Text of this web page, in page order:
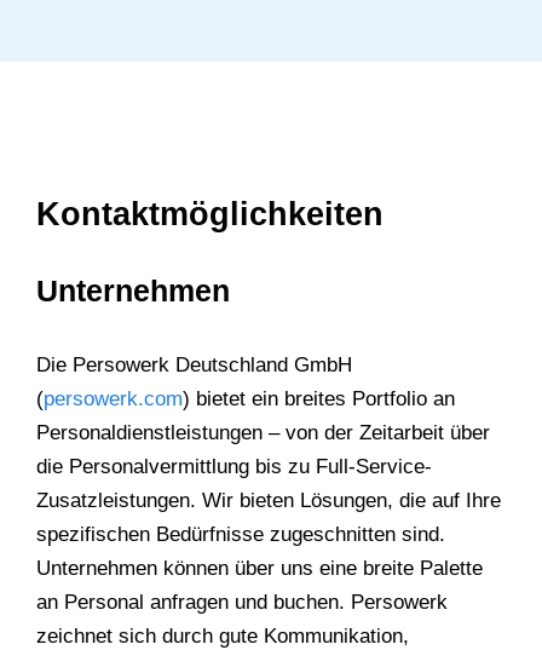
Kontaktmöglichkeiten
Unternehmen
Die Persowerk Deutschland GmbH
(persowerk.com) bietet ein breites Portfolio an
Personaldienstleistungen – von der Zeitarbeit über
die Personalvermittlung bis zu Full-Service-
Zusatzleistungen. Wir bieten Lösungen, die auf Ihre
spezifischen Bedürfnisse zugeschnitten sind.
Unternehmen können über uns eine breite Palette
an Personal anfragen und buchen. Persowerk
zeichnet sich durch gute Kommunikation,